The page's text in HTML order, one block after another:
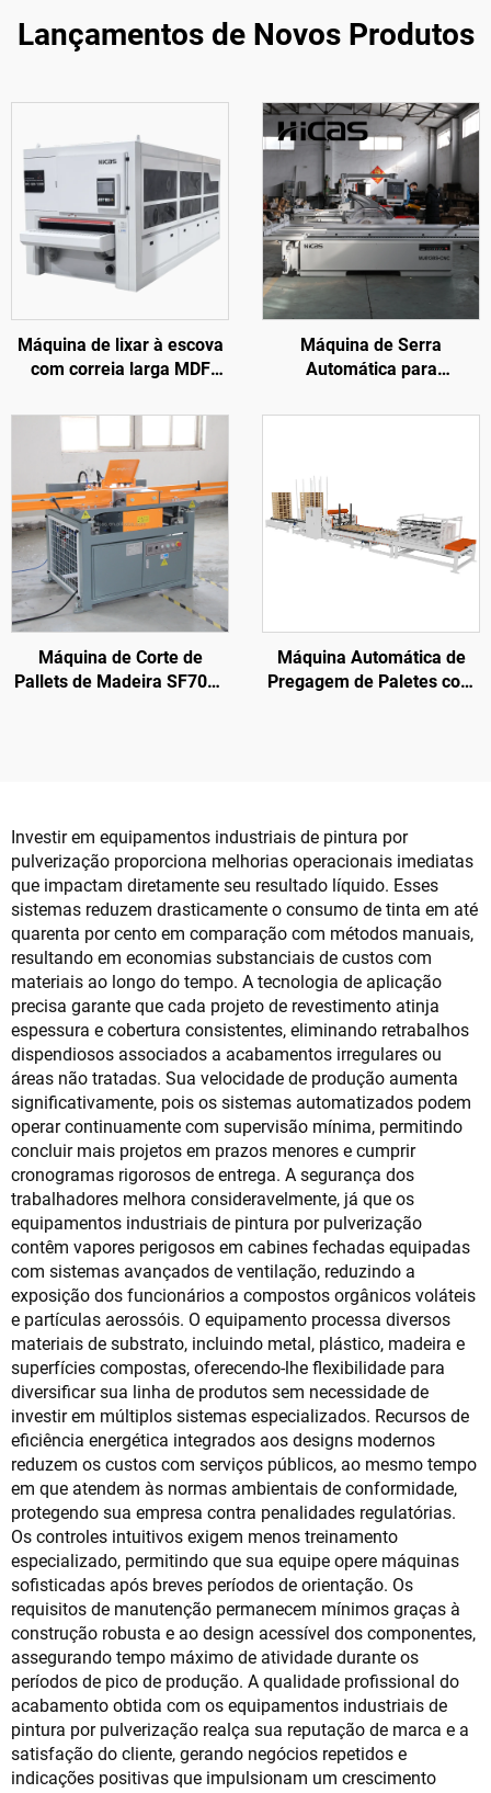
Lançamentos de Novos Produtos
Máquina de lixar à escova
com correia larga MDF
Móveis e Armários de
Madeira
Máquina de Serra
Automática para
de Madeira Sólida
Máquina de Corte de
Pallets de Madeira SF7011
Máquina Automática de
Pregagem de Paletes com
Investir em equipamentos industriais de pintura por
pulverização proporciona melhorias operacionais imediatas
que impactam diretamente seu resultado líquido. Esses
sistemas reduzem drasticamente o consumo de tinta em até
quarenta por cento em comparação com métodos manuais,
resultando em economias substanciais de custos com
materiais ao longo do tempo. A tecnologia de aplicação
precisa garante que cada projeto de revestimento atinja
espessura e cobertura consistentes, eliminando retrabalhos
dispendiosos associados a acabamentos irregulares ou
áreas não tratadas. Sua velocidade de produção aumenta
significativamente, pois os sistemas automatizados podem
operar continuamente com supervisão mínima, permitindo
concluir mais projetos em prazos menores e cumprir
cronogramas rigorosos de entrega. A segurança dos
trabalhadores melhora consideravelmente, já que os
equipamentos industriais de pintura por pulverização
contêm vapores perigosos em cabines fechadas equipadas
com sistemas avançados de ventilação, reduzindo a
exposição dos funcionários a compostos orgânicos voláteis
e partículas aerossóis. O equipamento processa diversos
materiais de substrato, incluindo metal, plástico, madeira e
superfícies compostas, oferecendo-lhe flexibilidade para
diversificar sua linha de produtos sem necessidade de
investir em múltiplos sistemas especializados. Recursos de
eficiência energética integrados aos designs modernos
reduzem os custos com serviços públicos, ao mesmo tempo
em que atendem às normas ambientais de conformidade,
protegendo sua empresa contra penalidades regulatórias.
Os controles intuitivos exigem menos treinamento
especializado, permitindo que sua equipe opere máquinas
sofisticadas após breves períodos de orientação. Os
requisitos de manutenção permanecem mínimos graças à
construção robusta e ao design acessível dos componentes,
assegurando tempo máximo de atividade durante os
períodos de pico de produção. A qualidade profissional do
acabamento obtida com os equipamentos industriais de
pintura por pulverização realça sua reputação de marca e a
satisfação do cliente, gerando negócios repetidos e
indicações positivas que impulsionam um crescimento